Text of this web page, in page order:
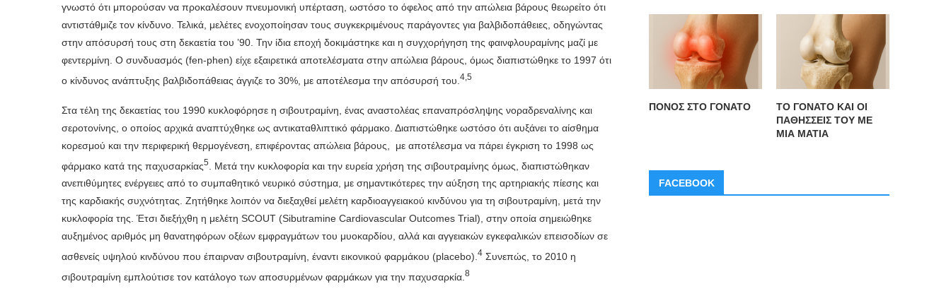
γνωστό ότι μπορούσαν να προκαλέσουν πνευμονική υπέρταση, ωστόσο το όφελος από την απώλεια βάρους θεωρείτο ότι
αντιστάθμιζε τον κίνδυνο. Τελικά, μελέτες ενοχοποίησαν τους συγκεκριμένους παράγοντες για βαλβιδοπάθειες, οδηγώντας
στην απόσυρσή τους στη δεκαετία του ’90. Την ίδια εποχή δοκιμάστηκε και η συγχορήγηση της φαινφλουραμίνης μαζί με
φεντερμίνη. Ο συνδυασμός (fen-phen) είχε εξαιρετικά αποτελέσματα στην απώλεια βάρους, όμως διαπιστώθηκε το 1997 ότι
ο κίνδυνος ανάπτυξης βαλβιδοπάθειας άγγιζε το 30%, με αποτέλεσμα την απόσυρσή του. 4,5
Στα τέλη της δεκαετίας του 1990 κυκλοφόρησε η σιβουτραμίνη, ένας αναστολέας επαναπρόσληψης νοραδρεναλίνης και
σεροτονίνης, ο οποίος αρχικά αναπτύχθηκε ως αντικαταθλιπτικό φάρμακο. Διαπιστώθηκε ωστόσο ότι αυξάνει το αίσθημα
κορεσμού και την περιφερική θερμογένεση, επιφέροντας απώλεια βάρους, με αποτέλεσμα να πάρει έγκριση το 1998 ως
φάρμακο κατά της παχυσαρκίας5
. Μετά την κυκλοφορία και την ευρεία χρήση της σιβουτραμίνης όμως, διαπιστώθηκαν
ανεπιθύμητες ενέργειες από το συμπαθητικό νευρικό σύστημα, με σημαντικότερες την αύξηση της αρτηριακής πίεσης και
της καρδιακής συχνότητας. Ζητήθηκε λοιπόν να διεξαχθεί μελέτη καρδιοαγγειακού κινδύνου για τη σιβουτραμίνη, μετά την
κυκλοφορία της. Έτσι διεξήχθη η μελέτη SCOUT (Sibutramine Cardiovascular Outcomes Trial), στην οποία σημειώθηκε
αυξημένος αριθμός μη θανατηφόρων οξέων εμφραγμάτων του μυοκαρδίου, αλλά και αγγειακών εγκεφαλικών επεισοδίων σε
ασθενείς υψηλού κινδύνου που έπαιρναν σιβουτραμίνη, έναντι εικονικού φαρμάκου (placebo). 4 Συνεπώς, το 2010 η
σιβουτραμίνη εμπλούτισε τον κατάλογο των αποσυρμένων φαρμάκων για την παχυσαρκία. 8
ΠΟΝΟΣ ΣΤΟ ΓΟΝΑΤΟ
ΤΟ ΓΟΝΑΤΟ ΚΑΙ ΟΙ
ΠΑΘΗΣΣΕΙΣ ΤΟΥ ΜΕ
ΜΙΑ ΜΑΤΙΑ
FACEBOOK